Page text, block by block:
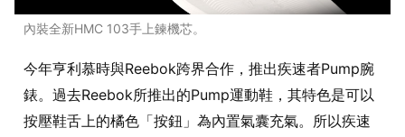
內裝全新HMC 103手上鍊機芯。
今年亨利慕時與Reebok跨界合作，推出疾速者Pump腕
錶。過去Reebok所推出的Pump運動鞋，其特色是可以
按壓鞋舌上的橘色「按鈕」為內置氣囊充氣。所以疾速